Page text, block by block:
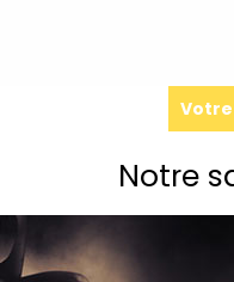
Notre